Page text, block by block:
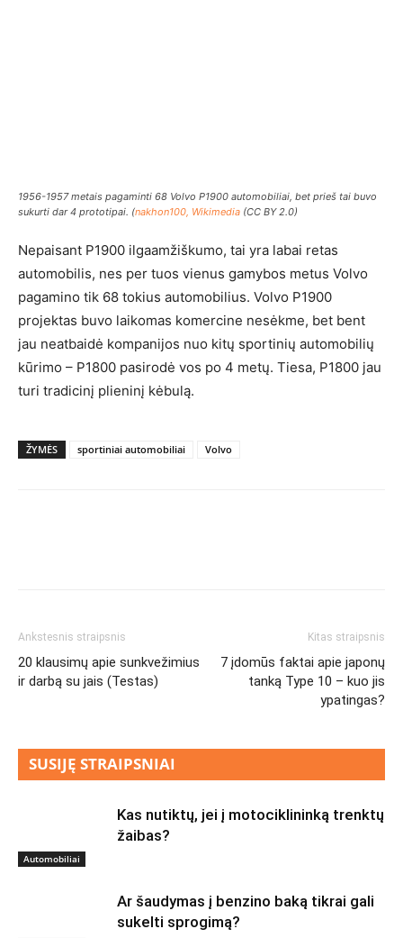
1956-1957 metais pagaminti 68 Volvo P1900 automobiliai, bet prieš tai buvo
sukurti dar 4 prototipai. (nakhon100, Wikimedia (CC BY 2.0)
Nepaisant P1900 ilgaamžiškumo, tai yra labai retas
automobilis, nes per tuos vienus gamybos metus Volvo
pagamino tik 68 tokius automobilius. Volvo P1900
projektas buvo laikomas komercine nesėkme, bet bent
jau neatbaidė kompanijos nuo kitų sportinių automobilių
kūrimo – P1800 pasirodė vos po 4 metų. Tiesa, P1800 jau
turi tradicinį plieninį kėbulą.
ŽYMĖS sportiniai automobiliai Volvo
Ankstesnis straipsnis
20 klausimų apie sunkvežimius
ir darbą su jais (Testas)
Kitas straipsnis
7 įdomūs faktai apie japonų
tanką Type 10 – kuo jis
ypatingas?
SUSIJĘ STRAIPSNIAI
Automobiliai
Kas nutiktų, jei į motociklininką trenktų
žaibas?
Ar šaudymas į benzino baką tikrai gali
sukelti sprogimą?